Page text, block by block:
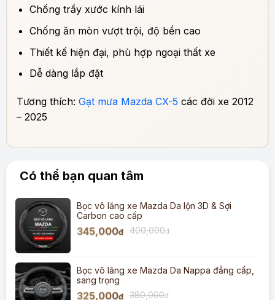
Chống trầy xước kính lái
Chống ăn mòn vượt trội, độ bền cao
Thiết kế hiện đại, phù hợp ngoại thất xe
Dễ dàng lắp đặt
Tương thích: Gạt mưa Mazda CX-5 các đời xe 2012
– 2025
Có thể bạn quan tâm
Bọc vô lăng xe Mazda Da lộn 3D & Sợi
Carbon cao cấp
345,000đ 400,000đ
Bọc vô lăng xe Mazda Da Nappa đẳng cấp,
sang trọng
325,000đ 380,000đ